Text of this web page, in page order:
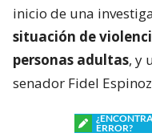
inicio de una
situación de
personas adultas, y
senador Fidel
ERROR?